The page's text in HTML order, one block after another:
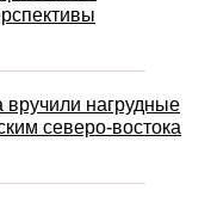
нагрудные
северо-востока